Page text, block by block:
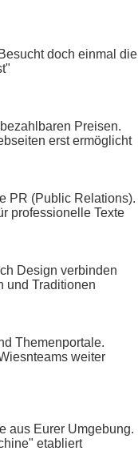
doch einmal die
Preisen.
erst ermöglicht
PR (Public Relations).
professionelle Texte
Design verbinden
und Traditionen
Themenportale.
weiter
aus Eurer Umgebung.
etabliert